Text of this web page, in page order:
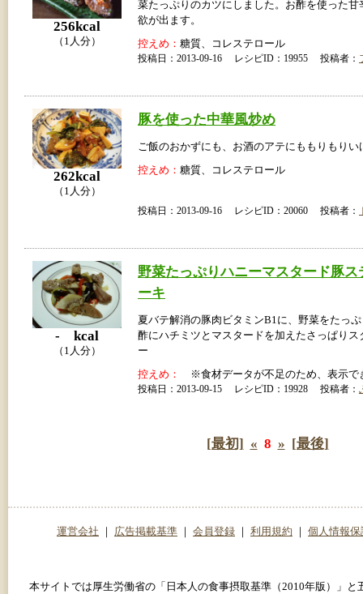
256kcal
（1人分）
菜たっぷりのカツにしました。お酢を使った甘
欲が出ます。
控えめ： 糖質、コレステロール
投稿日：2013-09-16 レシピID：19955 投稿者：
262kcal
（1人分）
豚を使った中華風炒め
ご飯のおかずにも、お酒のアテにももりもりい
控えめ： 糖質、コレステロール
投稿日：2013-09-16 レシピID：20060 投稿者：
- kcal
（1人分）
野菜たっぷりハニーマスタード豚ス
ーキ
夏バテ解消の豚肉ビタミンB1に、野菜をたっ
酢にハチミツとマスタードを加えたさっぱりス
ー
控えめ： ※食材データが不足のため、表示で
投稿日：2013-09-15 レシピID：19928 投稿者：
[最初] « 8 » [最後]
運営会社 広告掲載基準 会員登録 利用規約 個人情報保
本サイトでは厚生労働省の「日本人の食事摂取基準（2010年版）」